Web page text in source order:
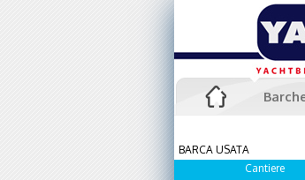
BARCA USATA
Cantiere